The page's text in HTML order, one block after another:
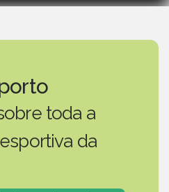
toda a
da